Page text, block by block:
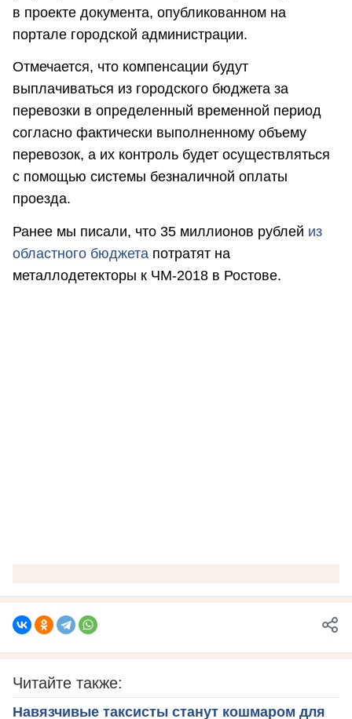
в проекте документа, опубликованном на
портале городской администрации.
Отмечается, что компенсации будут
выплачиваться из городского бюджета за
перевозки в определенный временной период
согласно фактически выполненному объему
перевозок, а их контроль будет осуществляться
с помощью системы безналичной оплаты
проезда.
Ранее мы писали, что 35 миллионов рублей из
областного бюджета потратят на
металлодетекторы к ЧМ-2018 в Ростове.
Читайте также:
Навязчивые таксисты станут кошмаром для